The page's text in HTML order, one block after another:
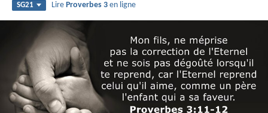
SG21 LireProverbes 3 en ligne